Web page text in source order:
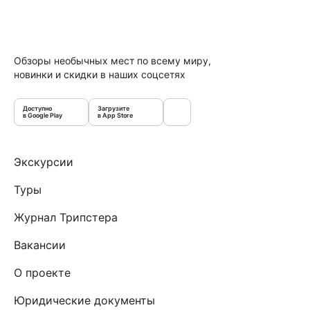
Обзоры необычных мест по всему миру,
новинки и скидки в наших соцсетях
Доступно
в Google Play
Загрузите
в App Store
Экскурсии
Туры
Журнал Трипстера
Вакансии
О проекте
Юридические документы